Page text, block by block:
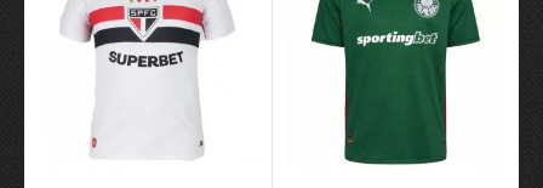
Camiseta de fútbol